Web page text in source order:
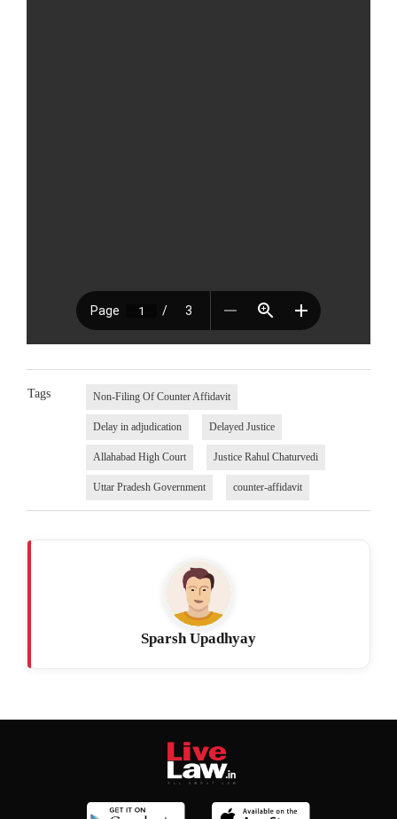
Tags Non-Filing Of Counter Affidavit
Delay in adjudication Delayed Justice
Allahabad High Court Justice Rahul Chaturvedi
Uttar Pradesh Government counter-affidavit
Sparsh Upadhyay